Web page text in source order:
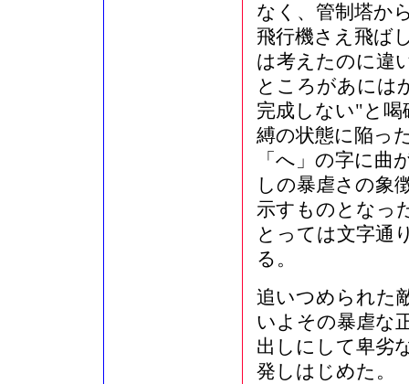
なく、管制塔か
飛行機さえ飛ば
は考えたのに違
ところがあには
完成しない"と喝
縛の状態に陥っ
「へ」の字に曲
しの暴虐さの象
示すものとなっ
とっては文字通
る。
追いつめられた
いよその暴虐な
出しにして卑劣
発しはじめた。